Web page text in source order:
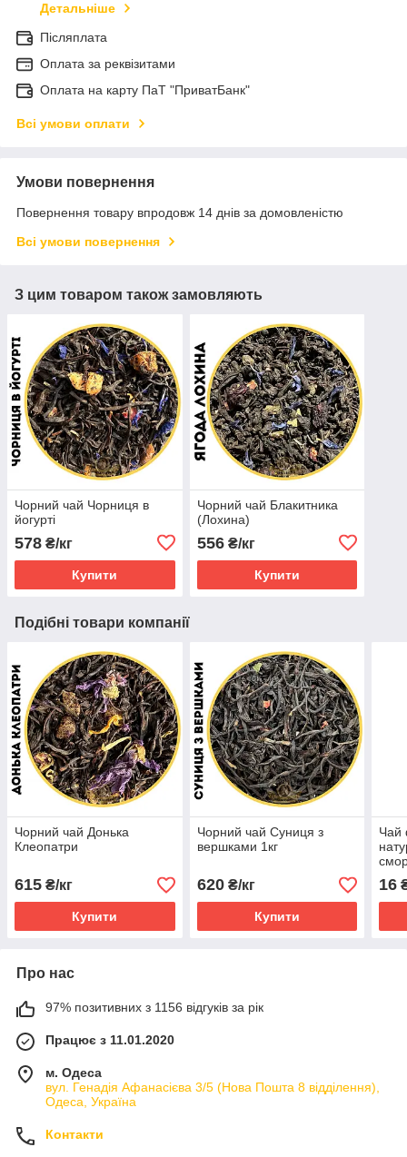
Детальніше
Післяплата
Оплата за реквізитами
Оплата на карту ПаТ "ПриватБанк"
Всі умови оплати
Умови повернення
Повернення товару впродовж 14 днів за домовленістю
Всі умови повернення
З цим товаром також замовляють
Чорний чай Чорниця в
йогурті
578 ₴/кг
Купити
Чорний чай Блакитника
(Лохина)
556₴/кг
Купити
Подібні товари компанії
Чорний чай Донька
Клеопатри
615 ₴/кг
Купити
Чорний чай Суниця з
вершками 1кг
620₴/кг
Купити
Чай
16
Про нас
97% позитивних з 1156 відгуків за рік
Працює з 11.01.2020
м. Одеса
вул. Генадія Афанасієва 3/5 (Нова Пошта 8 відділення),
Одеса, Україна
Контакти